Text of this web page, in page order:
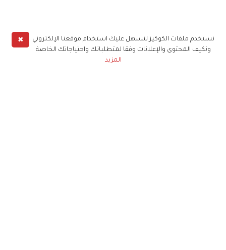
✖
نستخدم ملفات الكوكيز لنسهل عليك استخدام موقعنا الإلكتروني
ونكيف المحتوى والإعلانات وفقا لمتطلباتك واحتياجاتك الخاصة
المزيد